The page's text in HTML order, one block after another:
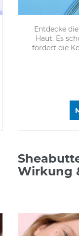
Entdecke
Haut. Es
fördert die
Wirkung